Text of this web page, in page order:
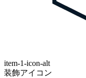
item-1-icon-alt
装飾アイコン